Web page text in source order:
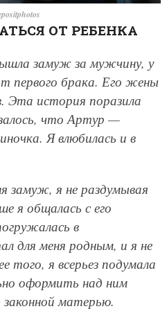
ОТ РЕБЕНКА
замуж за мужчину, у
первого брака. Его жены
Эта история поразила
что Артур —
Я влюбилась и в
замуж, я не раздумывая
я общалась с его
в
для меня родным, и я не
того, я всерьез подумала
оформить над ним
матерью.